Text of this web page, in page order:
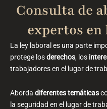
Consulta de
expertos en
La ley laboral es una parte
protege losderechos, los
trabajadores en el lugar de
Aborda diferentes temáticas
la seguridad en el lugar de